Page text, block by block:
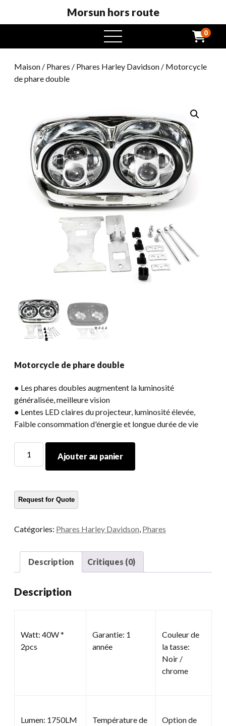
Morsun hors route
ouvrir 0
Maison / Phares / Phares Harley Davidson / Motorcycle
de phare double
Motorcycle de phare double
● Les phares doubles augmentent la luminosité
généralisée, meilleure vision
● Lentes LED claires du projecteur, luminosité élevée,
Faible consommation d'énergie et longue durée de vie
quantité
Ajouter au panier
Catégories: Phares Harley Davidson Phares
Description Critiques (0)
Description
Watt: 40W *
2pcs
Garantie: 1
année
Couleur de
la tasse:
Noir /
chrome
Lumen: 1750LM
Température de
Option de